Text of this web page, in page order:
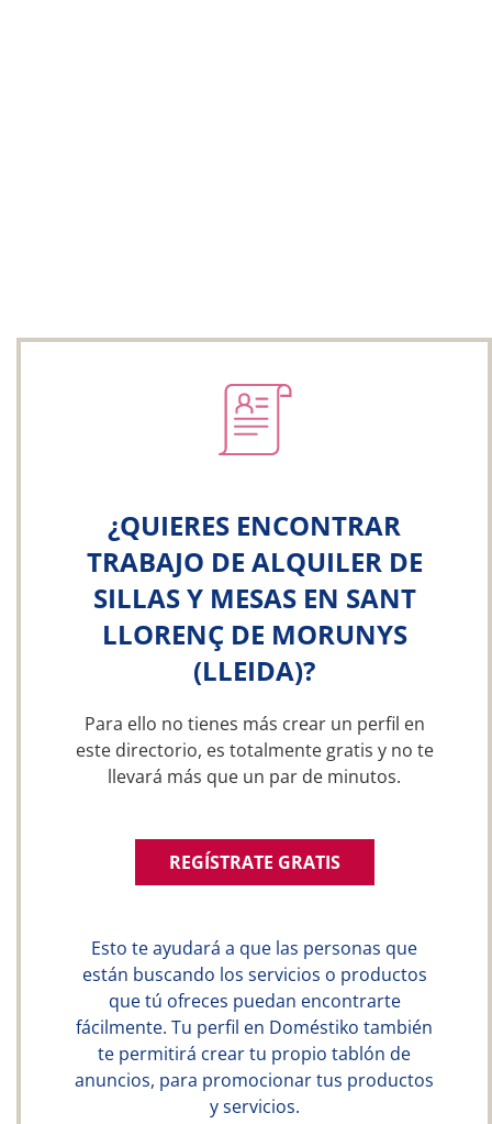
¿QUIERES ENCONTRAR
TRABAJO DE ALQUILER DE
SILLAS Y MESAS EN SANT
LLORENÇ DE MORUNYS
(LLEIDA)?
Para ello no tienes más crear un perfil en
este directorio, es totalmente gratis y no te
llevará más que un par de minutos.
REGÍSTRATE GRATIS
Esto te ayudará a que las personas que
están buscando los servicios o productos
que tú ofreces puedan encontrarte
fácilmente. Tu perfil en Doméstiko también
te permitirá crear tu propio tablón de
anuncios, para promocionar tus productos
y servicios.